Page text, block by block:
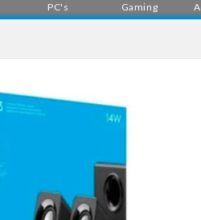
PC's Gaming